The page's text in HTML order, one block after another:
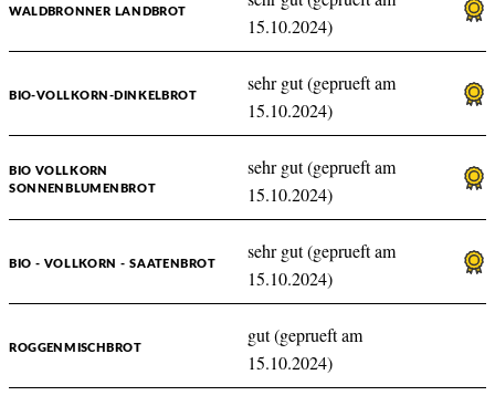
WALDBRONNER LANDBROT
15.10.2024)
BIO-VOLLKORN-DINKELBROT
sehr gut (geprueft am
15.10.2024)
BIO VOLLKORN
SONNENBLUMENBROT
sehr gut (geprueft am
15.10.2024)
BIO - VOLLKORN - SAATENBROT
sehr gut (geprueft am
15.10.2024)
ROGGENMISCHBROT
gut (geprueft am
15.10.2024)